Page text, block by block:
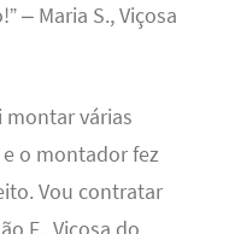
– Maria S., Viçosa
montar várias
o montador fez
Vou contratar